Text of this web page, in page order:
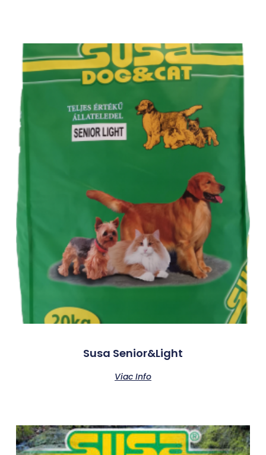
Susa Senior&Light
Viac Info